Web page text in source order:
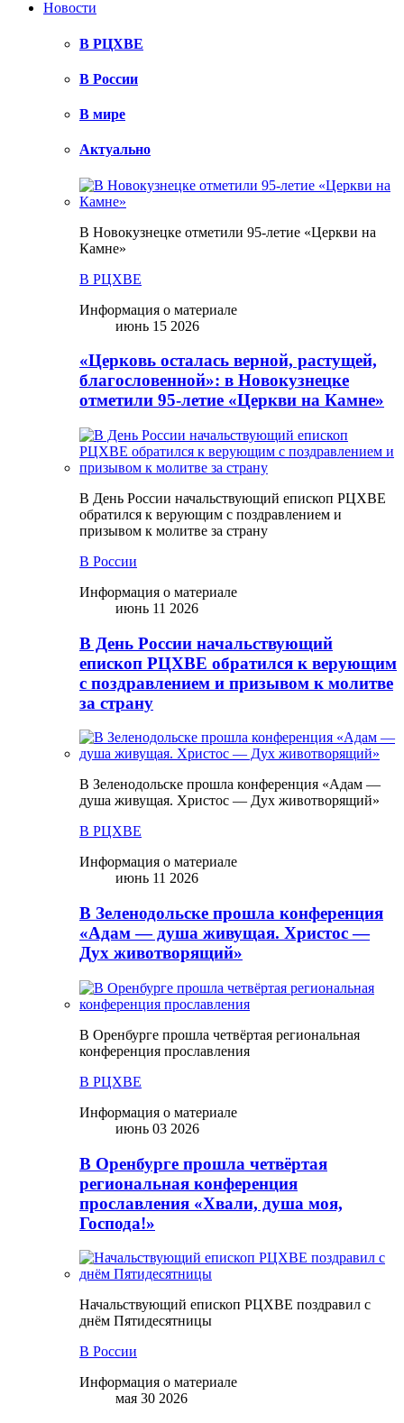
Новости
В РЦХВЕ
В России
В мире
Актуально
В Новокузнецке отметили 95-летие «Церкви на
Камне»
В РЦХВЕ
Информация о материале
июнь 15 2026
«Церковь осталась верной, растущей,
благословенной»: в Новокузнецке
отметили 95-летие «Церкви на Камне»
В День России начальствующий епископ РЦХВЕ
обратился к верующим с поздравлением и
призывом к молитве за страну
В России
Информация о материале
июнь 11 2026
В День России начальствующий
епископ РЦХВЕ обратился к верующим
с поздравлением и призывом к молитве
за страну
В Зеленодольске прошла конференция «Адам —
душа живущая. Христос — Дух животворящий»
В РЦХВЕ
Информация о материале
июнь 11 2026
В Зеленодольске прошла конференция
«Адам — душа живущая. Христос —
Дух животворящий»
В Оренбурге прошла четвёртая региональная
конференция прославления
В РЦХВЕ
Информация о материале
июнь 03 2026
В Оренбурге прошла четвёртая
региональная конференция
прославления «Хвали, душа моя,
Господа!»
Начальствующий епископ РЦХВЕ поздравил с
днём Пятидесятницы
В России
Информация о материале
мая 30 2026